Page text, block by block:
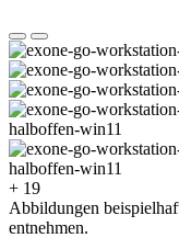
+ 19
Abbildungen
entnehmen.